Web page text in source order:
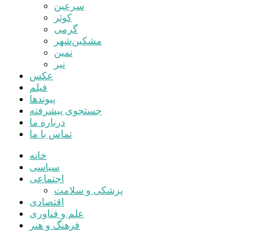
سرعین
کوثر
گرمی
مشکین‌شهر
نمین
نیر
عکس
فیلم
پیوندها
جستجوی پیشرفته
درباره ما
تماس با ما
خانه
سیاسی
اجتماعی
پزشکی و سلامت
اقتصادی
علم و فناوری
فرهنگ و هنر